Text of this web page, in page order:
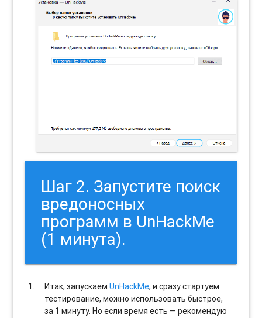
Шаг 2. Запустите поиск
вредоносных
программ в UnHackMe
(1 минута).
Итак, запускаемUnHackMe, и сразу стартуем
тестирование, можно использовать быстрое,
за 1 минуту. Но если время есть — рекомендую